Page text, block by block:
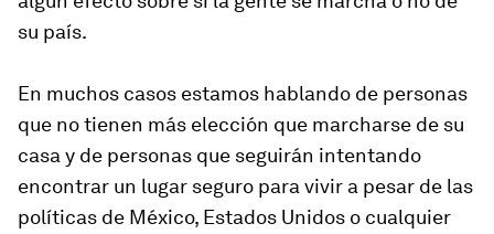
su país.
En muchos casos estamos hablando de personas
que no tienen más elección que marcharse de su
casa y de personas que seguirán intentando
encontrar un lugar seguro para vivir a pesar de las
políticas de México, Estados Unidos o cualquier